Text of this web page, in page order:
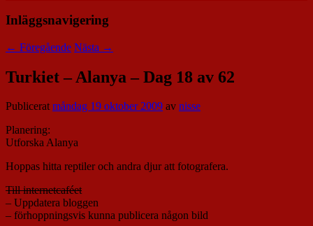
Inläggsnavigering
← Föregående Nästa →
Turkiet – Alanya – Dag 18 av 62
Publiceratmåndag 19 oktober 2009 av nisse
Planering:
Utforska Alanya
Hoppas hitta reptiler och andra djur att fotografera.
Till internetcaféet
– Uppdatera bloggen
– förhoppningsvis kunna publicera någon bild